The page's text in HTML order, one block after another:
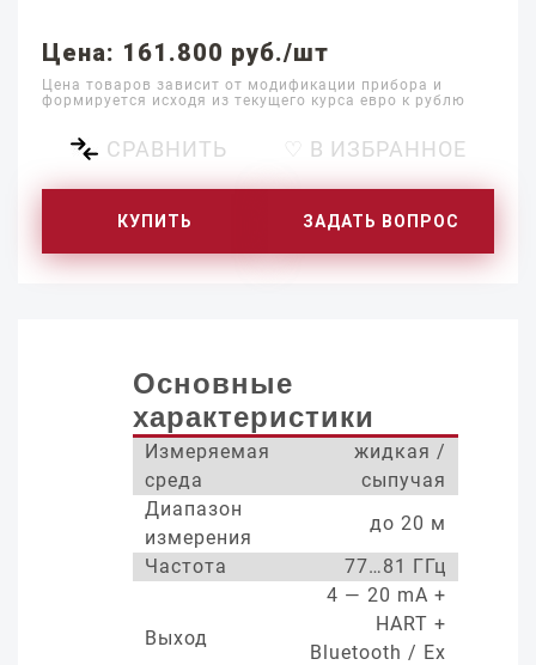
Цена: 161.800 руб./шт
Цена товаров зависит от модификации прибора и
формируется исходя из текущего курса евро к рублю
СРАВНИТЬ ♡ В ИЗБРАННОЕ
КУПИТЬ ЗАДАТЬ ВОПРОС
Основные
характеристики
Измеряемая
среда
жидкая /
сыпучая
Диапазон
измерения
до 20 м
Частота
77…81 ГГц
Выход
4 — 20 mA +
HART +
Bluetooth / Ex